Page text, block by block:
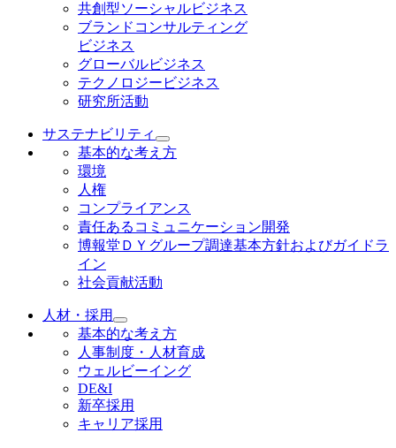
共創型ソーシャルビジネス
ブランドコンサルティング
ビジネス
グローバルビジネス
テクノロジービジネス
研究所活動
サステナビリティ
基本的な考え方
環境
人権
コンプライアンス
責任あるコミュニケーション開発
博報堂ＤＹグループ調達基本方針およびガイドラ
イン
社会貢献活動
人材・採用
基本的な考え方
人事制度・人材育成
ウェルビーイング
DE&I
新卒採用
キャリア採用